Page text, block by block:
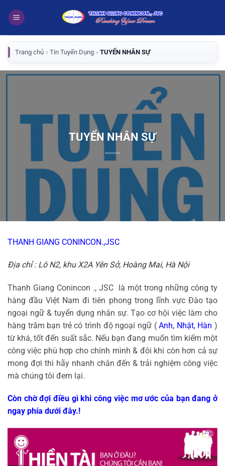
qua
dung
Trang chủ » Tin Tuyển Dụng » TUYỂN NHÂN SỰ
TUYỂN NHÂN SỰ
THANH GIANG CONINCON.,JSC
Địa chỉ : Lô N2, khu X2A Yên Sở, Hoàng Mai, Hà Nội
Thanh Giang Conincon ., JSC là một trong những công ty
hàng đầu Việt Nam đi tiên phong trong lĩnh vực Đào tạo
ngoại ngữ & tuyển dụng nhân sự. Tạo cơ hội việc làm cho
hàng trăm bạn trẻ có trình độ ngoại ngữ (Anh, Nhật, Hàn)
từ khá, tốt đến suất sắc. Nếu bạn đang muốn tìm kiếm một
công việc phù hợp cho chính mình & đôi khi còn hơn cả sự
mong đợi thì hãy nhanh chân đến & trải nghiệm công việc
mà chúng tôi đem lại.
Còn chờ đợi điều gì khi công việc mơ ước của bạn đang ở
ngay phía dưới đây.!